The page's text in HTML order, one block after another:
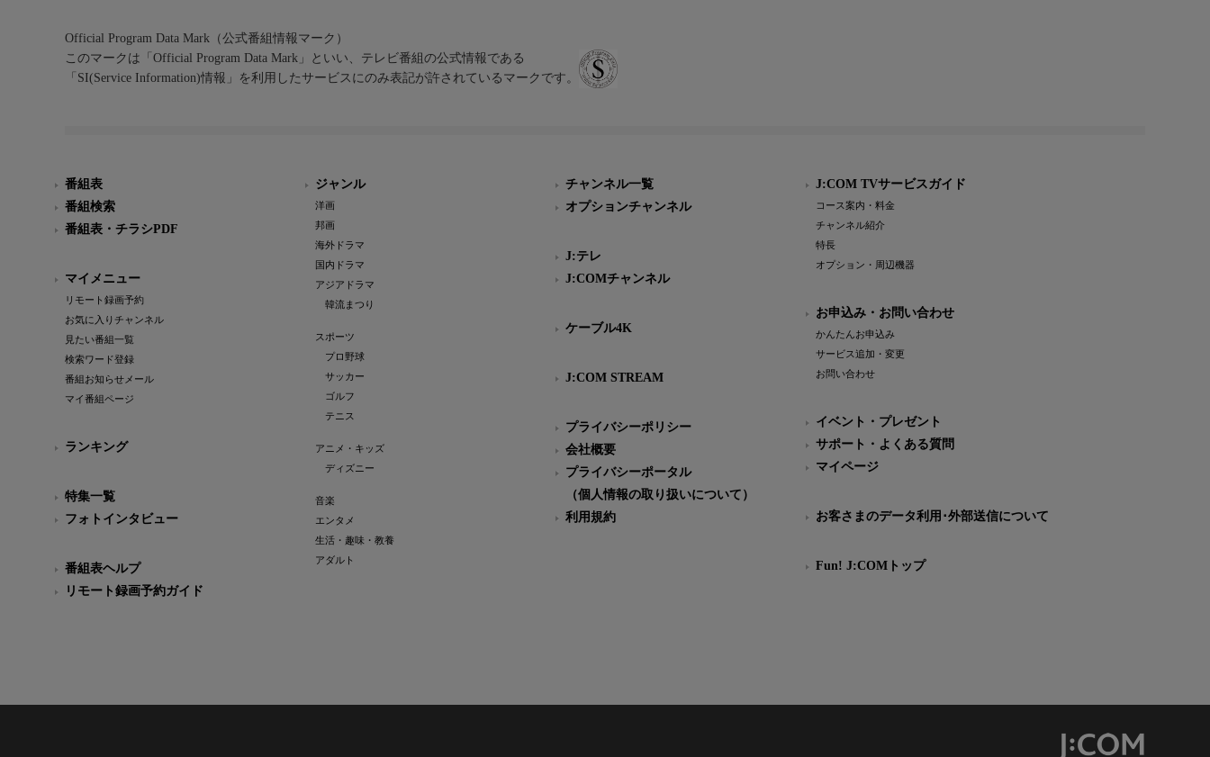
Official Program Data Mark（公式番組情報マーク）
このマークは「Official Program Data Mark」といい、テレビ番組の公式情報である
「SI(Service Information)情報」を利用したサービスにのみ表記が許されているマークです。
番組表
番組検索
番組表・チラシPDF
マイメニュー
リモート録画予約
お気に入りチャンネル
見たい番組一覧
検索ワード登録
番組お知らせメール
マイ番組ページ
ランキング
特集一覧
フォトインタビュー
番組表ヘルプ
リモート録画予約ガイド
ジャンル
洋画
邦画
海外ドラマ
国内ドラマ
アジアドラマ
韓流まつり
スポーツ
プロ野球
サッカー
ゴルフ
テニス
アニメ・キッズ
ディズニー
音楽
エンタメ
生活・趣味・教養
アダルト
チャンネル一覧
オプションチャンネル
J:テレ
J:COMチャンネル
ケーブル4K
J:COM STREAM
プライバシーポリシー
会社概要
プライバシーポータル
（個人情報の取り扱いについて）
利用規約
J:COM TVサービスガイド
コース案内・料金
チャンネル紹介
特長
オプション・周辺機器
お申込み・お問い合わせ
かんたんお申込み
サービス追加・変更
お問い合わせ
イベント・プレゼント
サポート・よくある質問
マイページ
お客さまのデータ利用･外部送信について
Fun! J:COMトップ